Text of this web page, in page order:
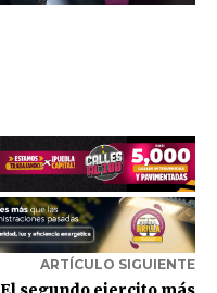
ARTÍCULO SIGUIENTE